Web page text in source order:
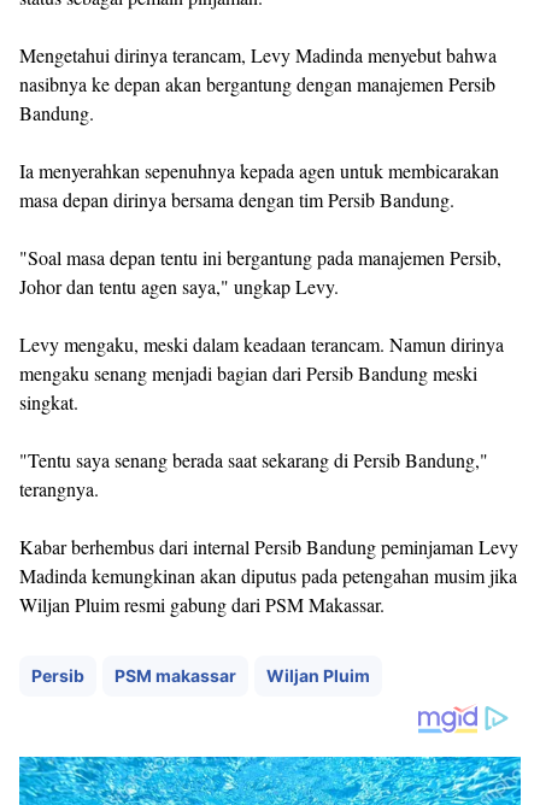
Mengetahui dirinya terancam, Levy Madinda menyebut bahwa
nasibnya ke depan akan bergantung dengan manajemen Persib
Bandung.
Ia menyerahkan sepenuhnya kepada agen untuk membicarakan
masa depan dirinya bersama dengan tim Persib Bandung.
"Soal masa depan tentu ini bergantung pada manajemen Persib,
Johor dan tentu agen saya," ungkap Levy.
Levy mengaku, meski dalam keadaan terancam. Namun dirinya
mengaku senang menjadi bagian dari Persib Bandung meski
singkat.
"Tentu saya senang berada saat sekarang di Persib Bandung,"
terangnya.
Kabar berhembus dari internal Persib Bandung peminjaman Levy
Madinda kemungkinan akan diputus pada petengahan musim jika
Wiljan Pluim resmi gabung dari PSM Makassar.
Persib PSM makassar Wiljan Pluim